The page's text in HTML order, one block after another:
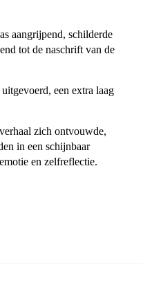
aangrijpend, schilderde
tot de naschrift van de
een extra laag
zich ontvouwde,
in een schijnbaar
en zelfreflectie.